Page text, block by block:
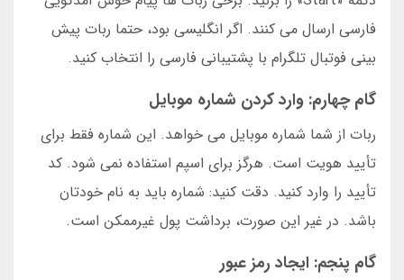
فارسی ارسال می کنند. اگر انگلیسی بود، حتما ربات پیش
بینی فوتبال تلگرام با پشتیبانی فارسی را انتخاب کنید.
گام چهارم: وارد کردن شماره موبایل
ربات از شما شماره موبایل می خواهد. این شماره فقط برای
تأیید هویت است. هرگز برای اسپم استفاده نمی شود. کد
تأیید را وارد کنید. دقت کنید: شماره باید به نام خودتان
باشد. در غیر این صورت، برداشت پول غیرممکن است.
گام پنجم: ایجاد رمز عبور